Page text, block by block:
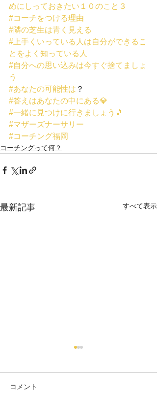
めにしっておきたい１０のこと３
#コーチをつける理由
#隣の芝生は青く見える
#上手くいっている人は自分ができるこ
とをよく知っている人
#自分への思い込みは今すぐ捨てましょ
う
#あなたの可能性は ？
#答えはあなたの中にある💎
#一緒に見つけに行きましょう🎵
#マザーズナーサリー
#コーチング福岡
コーチングって何？
最新記事 すべて表示
コメント